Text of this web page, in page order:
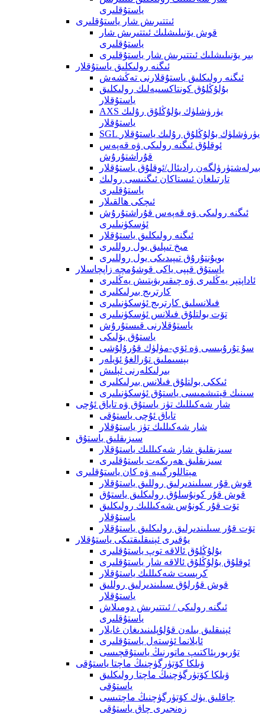
ياستۇقلىرى
ئىتتىرىش شار ياستۇقلىرى
قوش يۆنىلىشلىك ئىتتىرىش شار
ياستۇقلىرى
بىر يۆنىلىشلىك ئىتتىرىش شار ياستۇقلىرى
ئىگنە رولىكلىق ياستۇقلار
ئىگنە رولىكلىق ياستۇقلارنى تەڭشەش
بۇلۇڭلۇق كونتاكسىيەلىك رولىكلىق
ياستۇقلار
AXS يۈرۈشلۈك بۇلۇڭلۇق رۇلىك
ياستۇقلار
SGL يۈرۈشلۈك بۇلۇڭلۇق رۇلىك ياستۇقلار
ئوقلۇق ئىگنە رولىكى ۋە قەپەس
قۇراشتۇرۇش
بىرلەشتۈرۈلگەن رادىئال/ئوقلۇق ياستۇقلار
تارتىلغان ئىستاكان ئىگنىسى رولىك
ياستۇقلىرى
ئىچكى ھالقىلار
ئىگنە رولىكى ۋە قەپەس قۇراشتۇرۇش
ئۈسكۈنىلىرى
ئىگنە رولىكلىق ياستۇقلار
مىخ تىپلىق يول روللىرى
بويۇنتۇرۇق تىپىدىكى يول روللىرى
ياستۇق قېپى ياكى قوشۇمچە زاپچاسلار
ئاداپتېر يەڭلىرى ۋە چىقىرىۋېتىش يەڭلىرى
كارترىج بىرلىكلىرى
فىلانسلىق كارترىج ئۈسكۈنىلىرى
تۆت بولتلۇق فىلانس ئۈسكۈنىلىرى
ياستۇقلارنى قىستۇرۇش
ياستۇق بۆلىكى
سۇ تۇرۇبىسى ۋە ئۆي-مۈلۈك قۇرۇلۇشى
بېسىملىق تۇرالغۇ ئۆيلەر
بىرلىكلەرنى ئېلىش
ئىككى بولتلۇق فىلانس بىرلىكلىرى
سىنىك قېتىشمىسى ياستۇق ئۈسكۈنىلىرى
شار شەكىللىك تۈز ياستۇق ۋە تاياق ئۇچى
تاياق ئۇچى ياستۇقى
شار شەكىللىك تۈز ياستۇقلار
سىزىقلىق ياستۇق
سىزىقلىق شار شەكىللىك ياستۇقلار
سىزىقلىق ھەرىكەت ياستۇقلىرى
مېتاللورگىيە ۋە كان ياستۇقلىرى
قوش قۇر سىلىندىرلىق روللىق ياستۇقلار
قوش قۇر كونۇسلۇق رولىكلىق ياستۇق
تۆت قۇر كونۇس شەكىللىك رولىكلىق
ياستۇقلار
تۆت قۇر سىلىندىرلىق رولىكلىق ياستۇقلار
يۇقىرى ئېنىقلىقتىكى ياستۇقلار
بۇلۇڭلۇق ئالاقە توپ ياستۇقلىرى
ئوقلۇق بۇلۇڭلۇق ئالاقە شار ياستۇقلىرى
كرېست شەكىللىك ياستۇقلار
قوش قۇرلۇق سىلىندىرلىق روللىق
ياستۇقلار
ئىگنە رولىكى / ئىتتىرىش دومىلاش
ياستۇقلىرى
ئېنىقلىق بىلەن قۇلۇپلىنىدىغان غايلار
ئايلانما ئۈستەل ياستۇقلىرى
تۇربورېئاكتىپ ماتورنىڭ ياستۇقچىسى
ۋىلكا كۆتۈرگۈچنىڭ ماچتا ياستۇقى
ۋىلكا كۆتۈرگۈچنىڭ ماچتا رولىكلىق
ياستۇقى
چاقلىق يۈك كۆتۈرگۈچنىڭ ماچتىسى
زەنجىرى چاق ياستۇقى